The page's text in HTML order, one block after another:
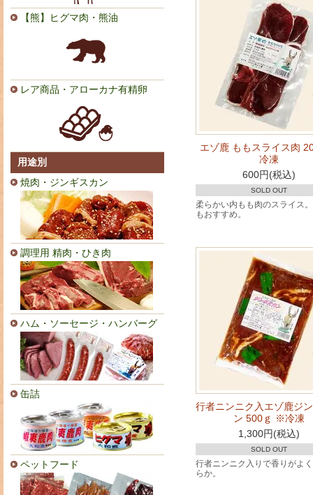
【熊】ヒグマ肉・熊油
レア商品・アローカナ有精卵
用途別
焼肉・ジンギスカン
調理用 精肉・ひき肉
ハム・ソーセージ・ハンバーグ
缶詰
ペットフード
エゾ鹿 ももスライス肉
冷凍
600円(税込)
SOLD OUT
柔らかい内もも肉のスライス
もおすすめ。
行者ニンニク入エゾ鹿ジ
ン 500ｇ ※冷凍
1,300円(税込)
SOLD OUT
行者ニンニク入りで香りがよ
らか。